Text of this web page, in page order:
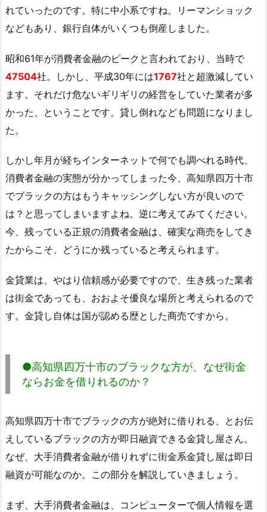
れていったのです。特に中小系ですね。リーマンショック
などもあり、銀行自体がいくつも倒産しました。
昭和61年が消費者金融のピークと言われており、当時で
47504社。しかし、平成30年には1767社と超激減してい
ます。それだけ危ないギリギリの経営をしていた業者が多
かった、ということです。貸し倒れなども問題になりまし
た。
しかし年月が経ちインターネットで何でも調べれる時代、
消費者金融の実態が分かってしまった今、高知県四万十市
でブラックの方はもうキャッシングしない方が良いので
は？と思ってしまいますよね。逆に考えてみてください。
今、残っている正規の消費者金融は、確実な商売をしてき
たからこそ、どうにか残っていると考えられます。
金貸業は、やはり信頼感が必要ですので、生き残った業者
は街金であっても、おおよそ優良な場所と考えられるので
す。金貸し自体は国が認める歴とした商売ですから。
●高知県四万十市のブラックな方が、なぜ街金
ならお金を借りれるのか？
高知県四万十市でブラックの方が絶対に借りれる、とお伝
えしているブラックの方が即日融資できる金貸し屋さん。
なぜ、大手消費者金融が借りれずに街金系金貸し屋は即日
融資が可能なのか。この部分を解説していきましょう。
まず、大手消費者金融は、コンピューターで個人情報を選